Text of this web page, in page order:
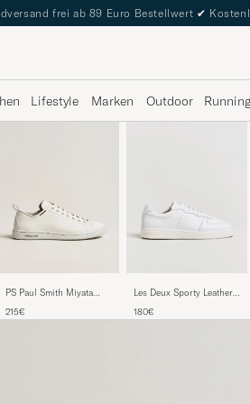
frei ab 89 Euro Bestellwert ✔
Lifestyle Marken Outdoor Running
PS Paul Smith Miyata
215€
Les Deux Sporty Leather
180€